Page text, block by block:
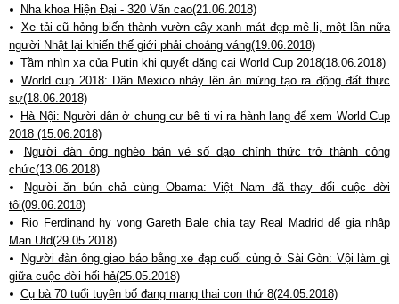
Nha khoa Hiện Đại - 320 Văn cao(21.06.2018)
Xe tải cũ hỏng biến thành vườn cây xanh mát đẹp mê li, một lần nữa
người Nhật lại khiến thế giới phải choáng váng(19.06.2018)
Tầm nhìn xa của Putin khi quyết đăng cai World Cup 2018(18.06.2018)
World cup 2018: Dân Mexico nhảy lên ăn mừng tạo ra động đất thực
sự(18.06.2018)
Hà Nội: Người dân ở chung cư bê ti vi ra hành lang để xem World Cup
2018 (15.06.2018)
Người đàn ông nghèo bán vé số dạo chính thức trở thành công
chức(13.06.2018)
Người ăn bún chả cùng Obama: Việt Nam đã thay đổi cuộc đời
tôi(09.06.2018)
Rio Ferdinand hy vọng Gareth Bale chia tay Real Madrid để gia nhập
Man Utd(29.05.2018)
Người đàn ông giao báo bằng xe đạp cuối cùng ở Sài Gòn: Vội làm gì
giữa cuộc đời hối hả(25.05.2018)
Cụ bà 70 tuổi tuyên bố đang mang thai con thứ 8(24.05.2018)